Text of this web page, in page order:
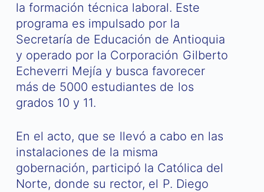
la formación técnica laboral. Este
programa es impulsado por la
Secretaría de Educación de Antioquia
y operado por la Corporación Gilberto
Echeverri Mejía y busca favorecer
más de 5000 estudiantes de los
grados 10 y 11.
En el acto, que se llevó a cabo en las
instalaciones de la misma
gobernación, participó la Católica del
Norte, donde su rector, el P. Diego